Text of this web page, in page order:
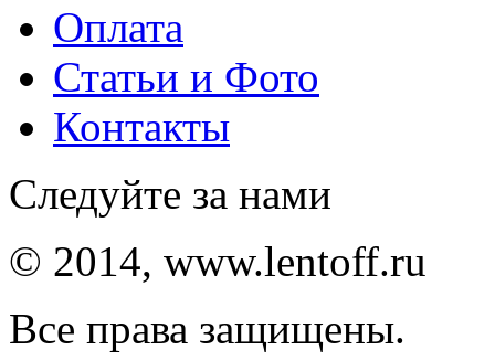
Оплата
Статьи и Фото
Контакты
Следуйте за нами
© 2014, www.lentoff.ru
Все права защищены.